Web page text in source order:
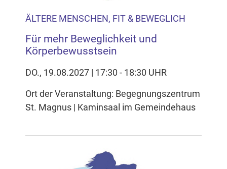
ÄLTERE MENSCHEN, FIT & BEWEGLICH
Für mehr Beweglichkeit und
Körperbewusstsein
DO., 19.08.2027 | 17:30 - 18:30 UHR
Ort der Veranstaltung: Begegnungszentrum
St. Magnus | Kaminsaal im Gemeindehaus